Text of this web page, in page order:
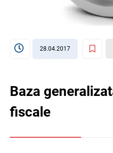
28.04.2017
Baza
fiscale